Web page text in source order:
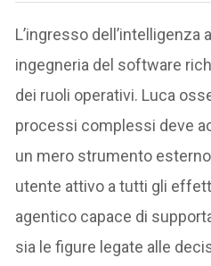
L’ingresso
ingegneria del software
dei ruoli operativi. Luca
processi complessi deve
un mero strumento
utente attivo a tutti gli
agentico capace di
sia le figure legate alle